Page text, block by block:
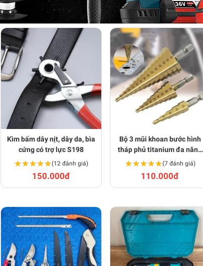
Kìm bấm dây nịt, dây da, bìa
cứng có trợ lực S198
★★★★★
★★★★★(12 đánh giá)
150.000đ
Bộ 3 mũi khoan bước hình
tháp phủ titanium đa năng
S136
★★★★★
★★★★★(7 đánh giá)
110.000đ